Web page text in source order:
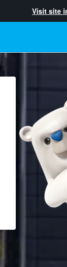
Visit site